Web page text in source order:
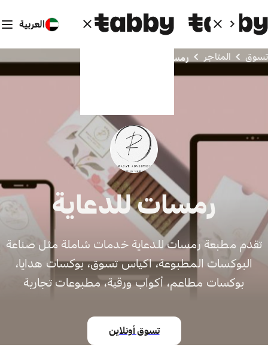
العربية
تسوق المتاجر رمسات للدعاية
رمسات للدعاية
تقدم مطبعة رمسات للدعاية خدمات شاملة مثل صناعة
البوكسات المطبوعة، اكياس تسوق، بوكسات هدايا،
بوكسات مطاعم، أكواب ورقية، مطبوعات تجارية
تسوق أونلاين